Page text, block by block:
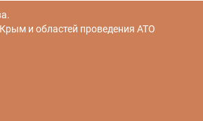
и областей проведения АТО